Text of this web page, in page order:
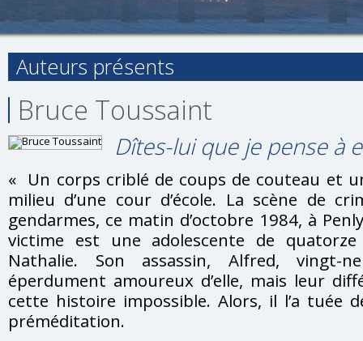
Auteurs présents
Bruce Toussaint
Dîtes-lui que je pense à
« Un corps criblé de coups de couteau et
milieu d’une cour d’école. La scène de
gendarmes, ce matin d’octobre 1984, à
victime est une adolescente de quatorze
Nathalie. Son assassin, Alfred, vingt-
éperdument amoureux d’elle, mais leur
cette histoire impossible. Alors, il l’a tuée
préméditation.